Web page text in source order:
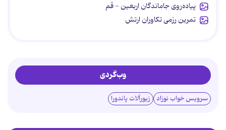
پیاده‌روی جاماندگان اربعین - قم
تمرین رزمی تکاوران ارتش
وب‌گردی
سرویس خواب نوزاد زیورآلات پاندورا